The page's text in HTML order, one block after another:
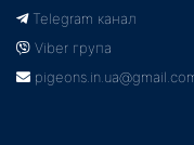
Telegram канал
Viber група